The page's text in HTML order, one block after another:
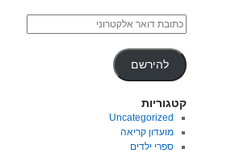
להירשם
קטגוריות
Uncategorized
מועדון קריאה
ספרי ילדים